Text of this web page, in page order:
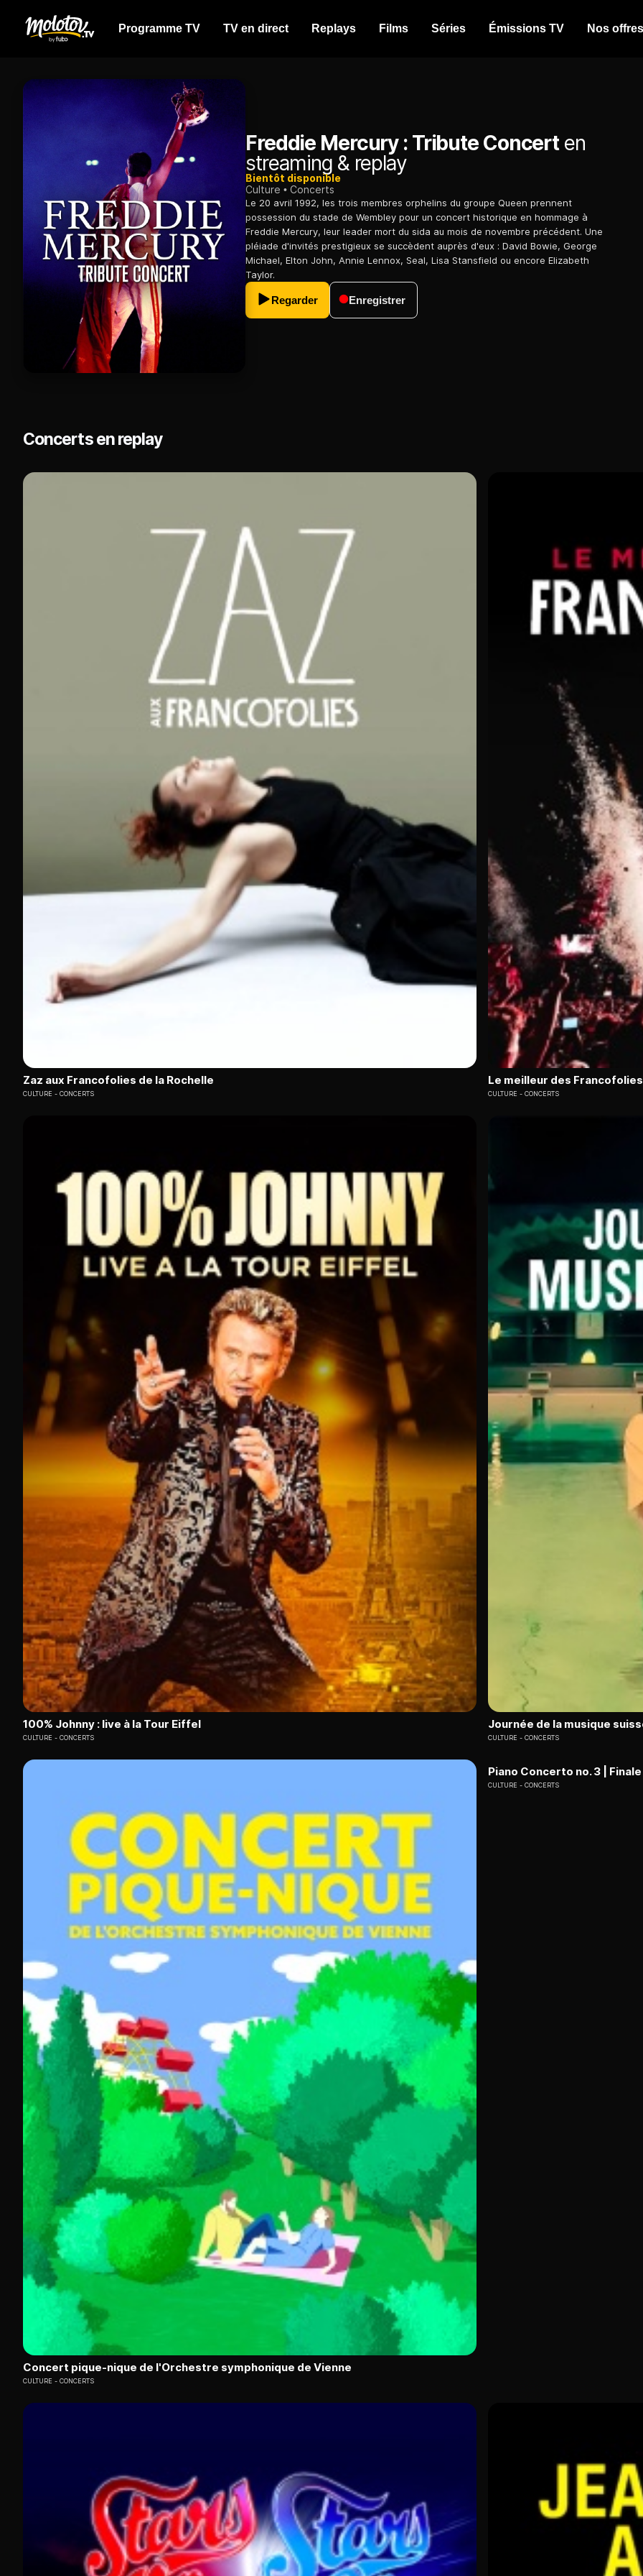
Programme TV TV en direct Replays Films Séries Émissions TV Nos offres
Freddie Mercury : Tribute Concerten
streaming & replay
Bientôt disponible
Culture
Concerts
Le 20 avril 1992, les trois membres orphelins du groupe Queen prennent
possession du stade de Wembley pour un concert historique en hommage à
Freddie Mercury, leur leader mort du sida au mois de novembre précédent. Une
pléiade d'invités prestigieux se succèdent auprès d'eux : David Bowie, George
Michael, Elton John, Annie Lennox, Seal, Lisa Stansfield ou encore Elizabeth
Taylor.
Regarder Enregistrer
Concerts en replay
Zaz aux Francofolies de la Rochelle
CULTURE CONCERTS
Le meilleur des Francofolies
CULTURE CONCERTS
100% Johnny : live à la Tour Eiffel
CULTURE CONCERTS
Journée de la musique
CULTURE CONCERTS
Concert pique-nique de l'Orchestre symphonique de Vienne
CULTURE CONCERTS
Piano Concerto no. 3 | Finale
CULTURE CONCERTS